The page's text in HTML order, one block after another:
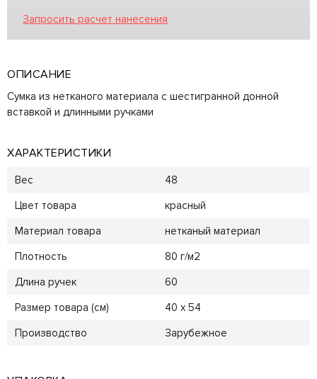
Запросить расчет нанесения
ОПИСАНИЕ
Сумка из нетканого материала с шестигранной донной
вставкой и длинными ручками
ХАРАКТЕРИСТИКИ
Вес
48
Цвет товара
красный
Материал товара
нетканый материал
Плотность
80 г/м2
Длина ручек
60
Размер товара (см)
40 x 54
Производство
Зарубежное